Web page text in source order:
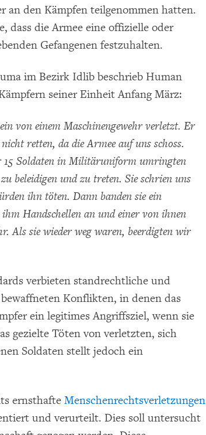
an den Kämpfen teilgenommen hatten.
dass die Armee eine offizielle oder
Gefangenen festzuhalten.
im Bezirk Idlib beschrieb Human
seiner Einheit Anfang März:
von einem Maschinengewehr verletzt. Er
retten, da die Armee auf uns schoss.
15 Soldaten in Militäruniform umringten
beleidigen und zu treten. Sie schrien uns
ihn töten. Dann banden sie ein
Handschellen an und einer von ihnen
Als sie wieder weg waren, beerdigten wir
verbieten standrechtliche und
Konflikten, in denen das
ein legitimes Angriffsziel, wenn sie
gezielte Töten von verletzten, sich
Soldaten stellt jedoch ein
ernsthafte Menschenrechtsverletzungen
und verurteilt. Dies soll untersucht